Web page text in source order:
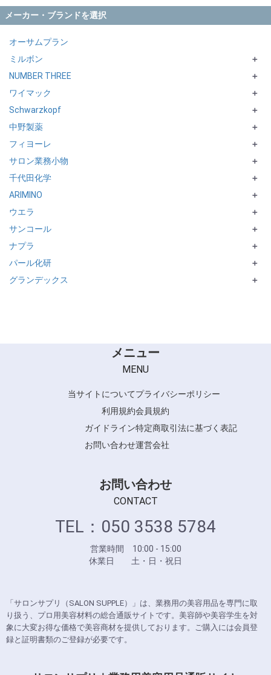
メーカー・ブランドを選択
オーサムプラン
ミルボン
ENOG
ORDEVE
ORDEVE Addicthy
ORDEVE Seedil
ORDEVE crystal
ORDEVE beaute
＋
NUMBER THREE
HUE シリーズ
＋
ワイマック
Perm′s LABO
＋
Schwarzkopf
terra
IGORAシリーズ
FIBREPLEXシリーズ
＋
中野製薬
Caradeco museria
Caradeco pave
SUSTINO
Caradeco
＋
フィヨーレ
BLカラー
＋
サロン業務小物
＋
千代田化学
MillefeUIシリーズ
DELAXIORシリーズ
＋
ARIMINO
カラーストーリー
ADMIO
ASIIAN COLORシリーズ
＋
ウエラ
ILLUMINA
KOLESTON PERFECT+
SOFTOUCH
＋
サンコール
LEARA
＋
ナプラ
N. シリーズ
NASEED シリーズ
＋
パール化研
Ulecy シリーズ
＋
グランデックス
＋
メニュー
MENU
当サイトについてプライバシーポリシー
利用規約会員規約
ガイドライン特定商取引法に基づく表記
お問い合わせ運営会社
お問い合わせ
CONTACT
TEL：050 3538 5784
営業時間 10:00 - 15:00
休業日 土・日・祝日
「サロンサプリ（SALON SUPPLE）」は、業務用の美容用品を専門に取
り扱う、プロ用美容材料の総合通販サイトです。美容師や美容学生を対
象に大変お得な価格で美容商材を提供しております。ご購入には会員登
録と証明書類のご登録が必要です。